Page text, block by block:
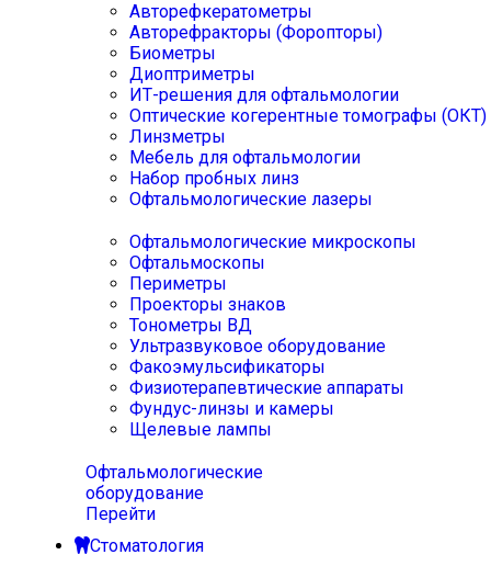
Авторефкератометры
Авторефракторы (Форопторы)
Биометры
Диоптриметры
ИТ-решения для офтальмологии
Оптические когерентные томографы (ОКТ)
Линзметры
Мебель для офтальмологии
Набор пробных линз
Офтальмологические лазеры
Офтальмологические микроскопы
Офтальмоскопы
Периметры
Проекторы знаков
Тонометры ВД
Ультразвуковое оборудование
Факоэмульсификаторы
Физиотерапевтические аппараты
Фундус-линзы и камеры
Щелевые лампы
Офтальмологические
оборудование
Перейти
Стоматология